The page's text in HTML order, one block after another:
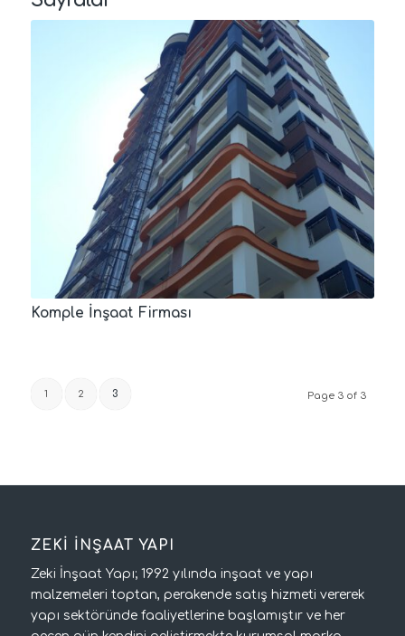
Komple İnşaat Firması
Page 3 of 3
1 2 3
ZEKİ İNŞAAT YAPI
Zeki İnşaat Yapı; 1992 yılında inşaat ve yapı
malzemeleri toptan, perakende satış hizmeti vererek
yapı sektöründe faaliyetlerine başlamıştır ve her